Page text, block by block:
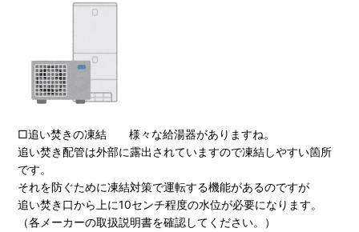
□追い焚きの凍結 様々な給湯器がありますね。
追い焚き配管は外部に露出されていますので凍結しやすい箇所
です。
それを防ぐために凍結対策で運転する機能があるのですが
追い焚き口から上に10センチ程度の水位が必要になります。
（各メーカーの取扱説明書を確認してください。）